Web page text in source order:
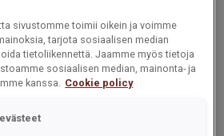
12. ELOKUUTA 2024 KLO
Sotamaa
sivustomme toimii oikein ja voimme
tarjota sosiaalisen median
tietoliikennettä. Jaamme myös tietoja
sosiaalisen median, mainonta- ja
kanssa.
Cookie policy